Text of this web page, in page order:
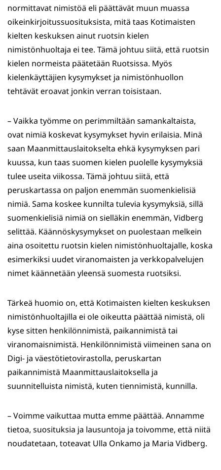
normittavat nimistöä eli päättävät muun muassa
oikeinkirjoitussuosituksista, mitä taas Kotimaisten
kielten keskuksen ainut ruotsin kielen
nimistönhuoltaja ei tee. Tämä johtuu siitä, että ruotsin
kielen normeista päätetään Ruotsissa. Myös
kielenkäyttäjien kysymykset ja nimistönhuollon
tehtävät eroavat jonkin verran toisistaan.
– Vaikka työmme on perimmiltään samankaltaista,
ovat nimiä koskevat kysymykset hyvin erilaisia. Minä
saan Maanmittauslaitokselta ehkä kysymyksen pari
kuussa, kun taas suomen kielen puolelle kysymyksiä
tulee useita viikossa. Tämä johtuu siitä, että
peruskartassa on paljon enemmän suomenkielisiä
nimiä. Sama koskee kunnilta tulevia kysymyksiä, sillä
suomenkielisiä nimiä on sielläkin enemmän, Vidberg
selittää. Käännöskysymykset on puolestaan melkein
aina osoitettu ruotsin kielen nimistönhuoltajalle, koska
esimerkiksi uudet viranomaisten ja verkkopalvelujen
nimet käännetään yleensä suomesta ruotsiksi.
Tärkeä huomio on, että Kotimaisten kielten keskuksen
nimistönhuoltajilla ei ole oikeutta päättää nimistä, oli
kyse sitten henkilönnimistä, paikannimistä tai
viranomaisnimistä. Henkilönnimistä viimeinen sana on
Digi- ja väestötietovirastolla, peruskartan
paikannimistä Maanmittauslaitoksella ja
suunnitelluista nimistä, kuten tiennimistä, kunnilla.
– Voimme vaikuttaa mutta emme päättää. Annamme
tietoa, suosituksia ja lausuntoja ja toivomme, että niitä
noudatetaan, toteavat Ulla Onkamo ja Maria Vidberg.